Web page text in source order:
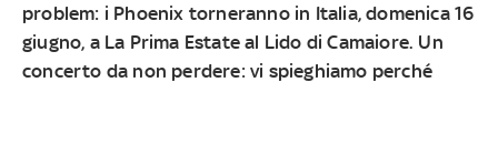
problem: i Phoenix torneranno in Italia, domenica 16
giugno, a La Prima Estate al Lido di Camaiore. Un
concerto da non perdere: vi spieghiamo perché